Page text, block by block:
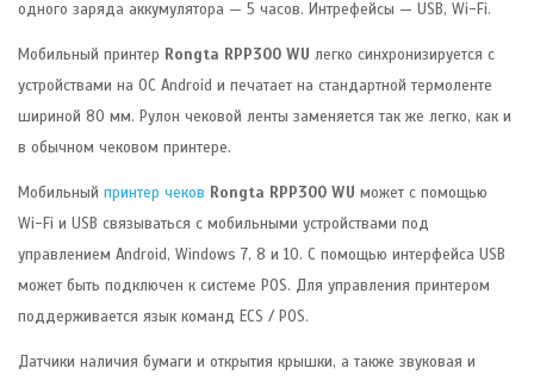
одного заряда аккумулятора — 5 часов. Интрефейсы — USB, Wi-Fi.
Мобильный принтер Rongta RPP300 WU легко синхронизируется с
устройствами на ОС Android и печатает на стандартной термоленте
шириной 80 мм. Рулон чековой ленты заменяется так же легко, как и
в обычном чековом принтере.
Мобильный принтер чеков Rongta RPP300 WU может с помощью
Wi-Fi и USB связываться с мобильными устройствами под
управлением Android, Windows 7, 8 и 10. С помощью интерфейса USB
может быть подключен к системе POS. Для управления принтером
поддерживается язык команд ECS / POS.
Датчики наличия бумаги и открытия крышки, а также звуковая и